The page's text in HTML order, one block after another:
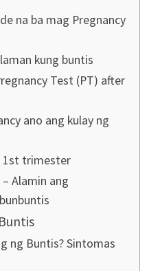
na ba mag Pregnancy
kung buntis
Test (PT) after
ano ang kulay ng
1st trimester
Alamin ang
ng Buntis? Sintomas